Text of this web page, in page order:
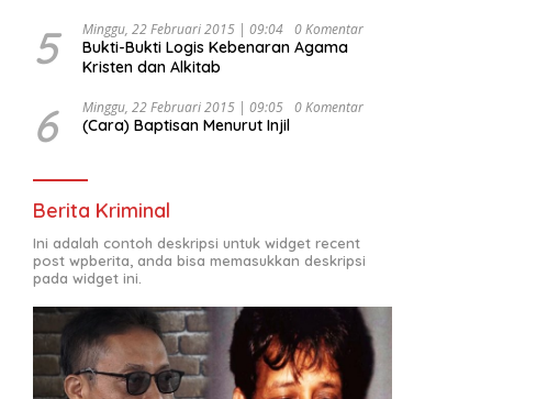
5 Minggu, 22 Februari 2015 | 09:04 0 Komentar
Bukti-Bukti Logis Kebenaran Agama
Kristen dan Alkitab
6 Minggu, 22 Februari 2015 | 09:05 0 Komentar
(Cara) Baptisan Menurut Injil
Berita Kriminal
Ini adalah contoh deskripsi untuk widget recent
post wpberita, anda bisa memasukkan deskripsi
pada widget ini.